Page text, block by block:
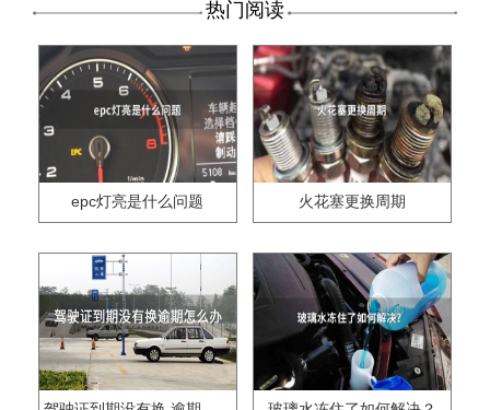
热门阅读
epc灯亮是什么问题 火花塞更换周期